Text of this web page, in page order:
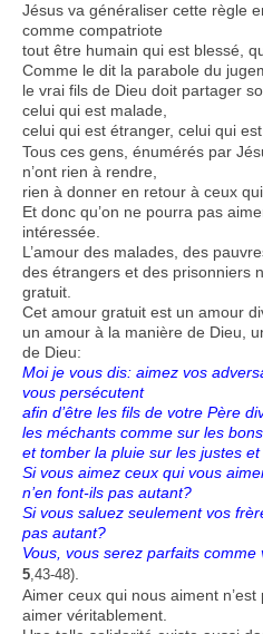
Jésus va généraliser cette règle
comme compatriote
tout être humain qui est blessé,
Comme le dit la parabole du
le vrai fils de Dieu doit partager
celui qui est malade,
celui qui est étranger, celui qui
Tous ces gens, énumérés par
n’ont rien à rendre,
rien à donner en retour à ceux
Et donc qu’on ne pourra pas
intéressée.
L’amour des malades, des
des étrangers et des prisonniers
gratuit.
Cet amour gratuit est un amour
un amour à la manière de Dieu,
de Dieu:
Moi je vous dis: aimez vos
vous persécutent
afin d’être les fils de votre Père
les méchants comme sur les bons,
et tomber la pluie sur les justes et
Si vous aimez ceux qui vous
n’en font-ils pas autant?
Si vous saluez seulement vos
pas autant?
Vous, vous serez parfaits
5,43-48)
Aimer ceux qui nous aiment
aimer véritablement.